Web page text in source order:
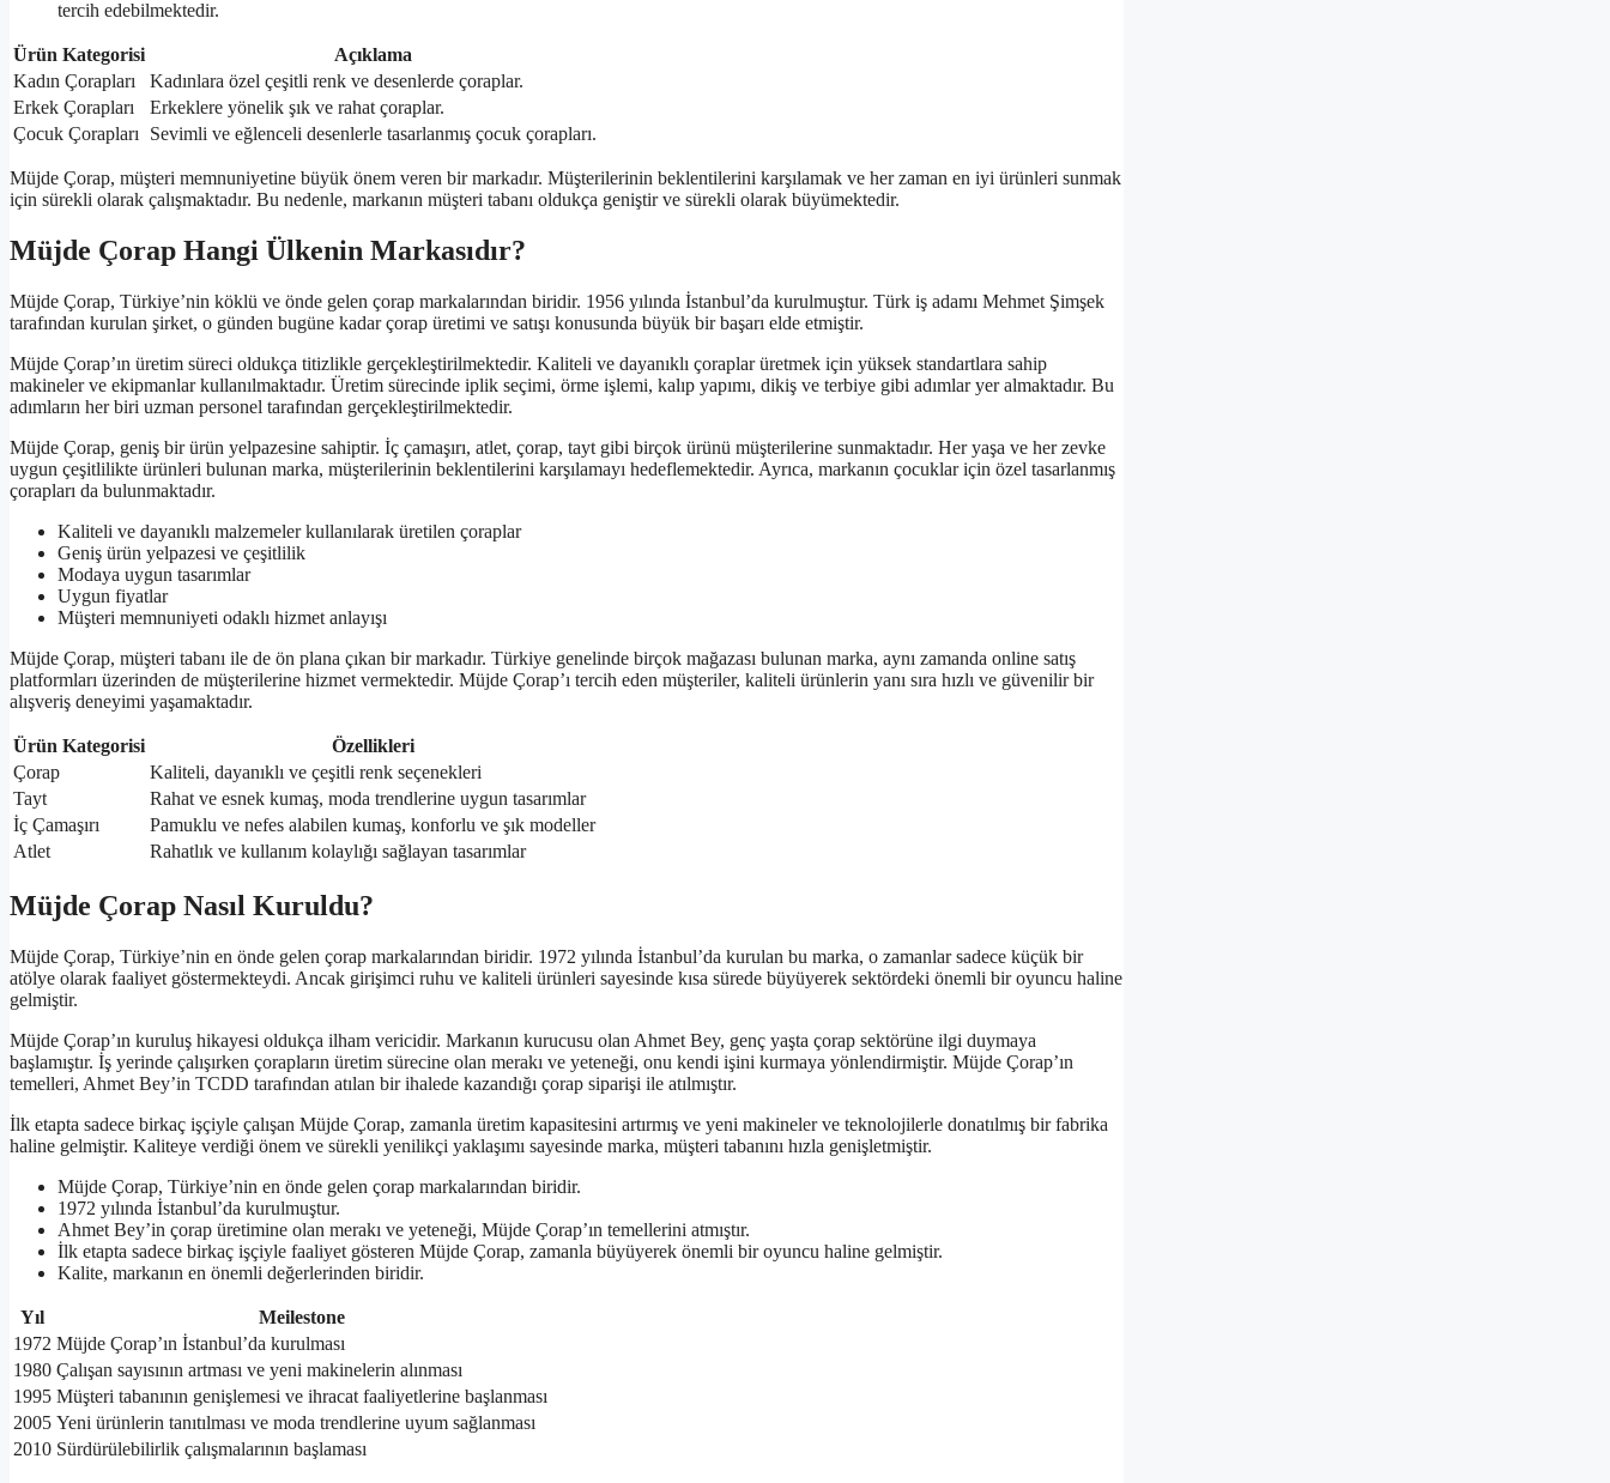
tercih edebilmektedir.
Ürün Kategorisi
Açıklama
Kadın Çorapları
Kadınlara özel çeşitli renk ve desenlerde çoraplar.
Erkek Çorapları
Erkeklere yönelik şık ve rahat çoraplar.
Çocuk Çorapları Sevimli ve eğlenceli desenlerle tasarlanmış çocuk çorapları.
Müjde Çorap, müşteri memnuniyetine büyük önem veren bir markadır. Müşterilerinin beklentilerini karşılamak ve her zaman en iyi ürünleri sunmak
için sürekli olarak çalışmaktadır. Bu nedenle, markanın müşteri tabanı oldukça geniştir ve sürekli olarak büyümektedir.
Müjde Çorap Hangi Ülkenin Markasıdır?
Müjde Çorap, Türkiye’nin köklü ve önde gelen çorap markalarından biridir. 1956 yılında İstanbul’da kurulmuştur. Türk iş adamı Mehmet Şimşek
tarafından kurulan şirket, o günden bugüne kadar çorap üretimi ve satışı konusunda büyük bir başarı elde etmiştir.
Müjde Çorap’ın üretim süreci oldukça titizlikle gerçekleştirilmektedir. Kaliteli ve dayanıklı çoraplar üretmek için yüksek standartlara sahip
makineler ve ekipmanlar kullanılmaktadır. Üretim sürecinde iplik seçimi, örme işlemi, kalıp yapımı, dikiş ve terbiye gibi adımlar yer almaktadır. Bu
adımların her biri uzman personel tarafından gerçekleştirilmektedir.
Müjde Çorap, geniş bir ürün yelpazesine sahiptir. İç çamaşırı, atlet, çorap, tayt gibi birçok ürünü müşterilerine sunmaktadır. Her yaşa ve her zevke
uygun çeşitlilikte ürünleri bulunan marka, müşterilerinin beklentilerini karşılamayı hedeflemektedir. Ayrıca, markanın çocuklar için özel tasarlanmış
çorapları da bulunmaktadır.
Kaliteli ve dayanıklı malzemeler kullanılarak üretilen çoraplar
Geniş ürün yelpazesi ve çeşitlilik
Modaya uygun tasarımlar
Uygun fiyatlar
Müşteri memnuniyeti odaklı hizmet anlayışı
Müjde Çorap, müşteri tabanı ile de ön plana çıkan bir markadır. Türkiye genelinde birçok mağazası bulunan marka, aynı zamanda online satış
platformları üzerinden de müşterilerine hizmet vermektedir. Müjde Çorap’ı tercih eden müşteriler, kaliteli ürünlerin yanı sıra hızlı ve güvenilir bir
alışveriş deneyimi yaşamaktadır.
Ürün Kategorisi
Özellikleri
Çorap
Kaliteli, dayanıklı ve çeşitli renk seçenekleri
Tayt
Rahat ve esnek kumaş, moda trendlerine uygun tasarımlar
İç Çamaşırı
Pamuklu ve nefes alabilen kumaş, konforlu ve şık modeller
Atlet
Rahatlık ve kullanım kolaylığı sağlayan tasarımlar
Müjde Çorap Nasıl Kuruldu?
Müjde Çorap, Türkiye’nin en önde gelen çorap markalarından biridir. 1972 yılında İstanbul’da kurulan bu marka, o zamanlar sadece küçük bir
atölye olarak faaliyet göstermekteydi. Ancak girişimci ruhu ve kaliteli ürünleri sayesinde kısa sürede büyüyerek sektördeki önemli bir oyuncu haline
gelmiştir.
Müjde Çorap’ın kuruluş hikayesi oldukça ilham vericidir. Markanın kurucusu olan Ahmet Bey, genç yaşta çorap sektörüne ilgi duymaya
başlamıştır. İş yerinde çalışırken çorapların üretim sürecine olan merakı ve yeteneği, onu kendi işini kurmaya yönlendirmiştir. Müjde Çorap’ın
temelleri, Ahmet Bey’in TCDD tarafından atılan bir ihalede kazandığı çorap siparişi ile atılmıştır.
İlk etapta sadece birkaç işçiyle çalışan Müjde Çorap, zamanla üretim kapasitesini artırmış ve yeni makineler ve teknolojilerle donatılmış bir fabrika
haline gelmiştir. Kaliteye verdiği önem ve sürekli yenilikçi yaklaşımı sayesinde marka, müşteri tabanını hızla genişletmiştir.
Müjde Çorap, Türkiye’nin en önde gelen çorap markalarından biridir.
1972 yılında İstanbul’da kurulmuştur.
Ahmet Bey’in çorap üretimine olan merakı ve yeteneği, Müjde Çorap’ın temellerini atmıştır.
İlk etapta sadece birkaç işçiyle faaliyet gösteren Müjde Çorap, zamanla büyüyerek önemli bir oyuncu haline gelmiştir.
Kalite, markanın en önemli değerlerinden biridir.
Yıl
Meilestone
1972 Müjde Çorap’ın İstanbul’da kurulması
1980 Çalışan sayısının artması ve yeni makinelerin alınması
1995 Müşteri tabanının genişlemesi ve ihracat faaliyetlerine başlanması
2005 Yeni ürünlerin tanıtılması ve moda trendlerine uyum sağlanması
2010 Sürdürülebilirlik çalışmalarının başlaması